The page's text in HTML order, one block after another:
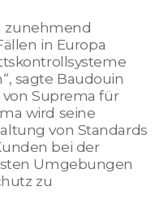
zunehmend
in Europa
sagte Baudouin
Suprema für
wird seine
von Standards
bei der
Umgebungen
zu